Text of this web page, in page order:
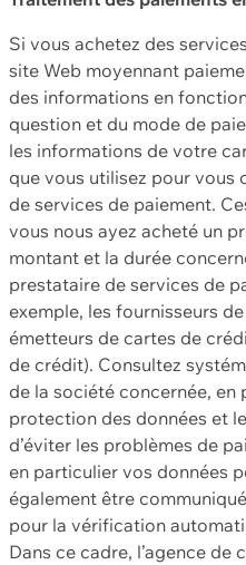
Si vous achetez des
site Web moyennant
des informations en
question et du mode de
les informations de votre
que vous utilisez pour
de services de paiement.
vous nous ayez acheté un
montant et la durée
prestataire de services de
exemple, les fournisseurs
émetteurs de cartes de
de crédit). Consultez
de la société concernée,
protection des données et
d’éviter les problèmes de
en particulier vos données
également être
pour la vérification
Dans ce cadre, l’agence